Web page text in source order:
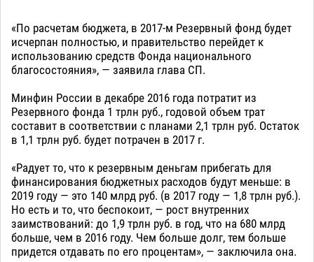
«По расчетам бюджета, в 2017-м Резервный фонд будет
исчерпан полностью, и правительство перейдет к
использованию средств Фонда национального
благосостояния», — заявила глава СП.
Минфин России в декабре 2016 года потратит из
Резервного фонда 1 трлн руб., годовой объем трат
составит в соответствии с планами 2,1 трлн руб. Остаток
в 1,1 трлн руб. будет потрачен в 2017 г.
«Радует то, что к резервным деньгам прибегать для
финансирования бюджетных расходов будут меньше: в
2019 году — это 140 млрд руб. (в 2017 году — 1,8 трлн руб.).
Но есть и то, что беспокоит, — рост внутренних
заимствований: до 1,9 трлн руб. в год, что на 680 млрд
больше, чем в 2016 году. Чем больше долг, тем больше
придется отдавать по его процентам», — заключила она.